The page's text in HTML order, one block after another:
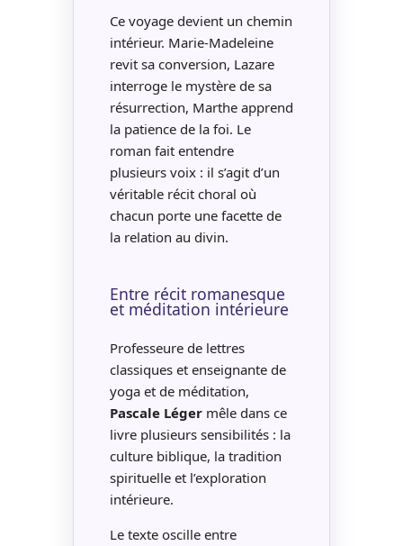
Ce voyage devient un chemin
intérieur. Marie-Madeleine
revit sa conversion, Lazare
interroge le mystère de sa
résurrection, Marthe apprend
la patience de la foi. Le
roman fait entendre
plusieurs voix : il s’agit d’un
véritable récit choral où
chacun porte une facette de
la relation au divin.
Entre récit romanesque
et méditation intérieure
Professeure de lettres
classiques et enseignante de
yoga et de méditation,
Pascale Légermêle dans ce
livre plusieurs sensibilités : la
culture biblique, la tradition
spirituelle et l’exploration
intérieure.
Le texte oscille entre